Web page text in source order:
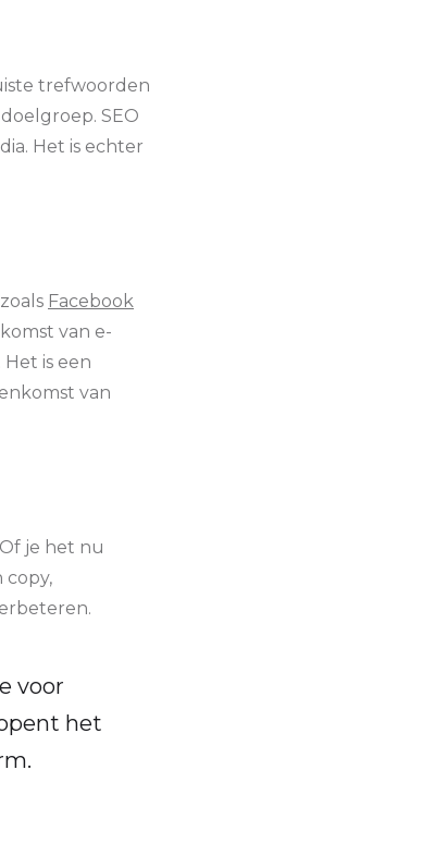
trefwoorden
SEO
Het is echter
Facebook
van e-
is een
van
je het nu
copy,
voor
het